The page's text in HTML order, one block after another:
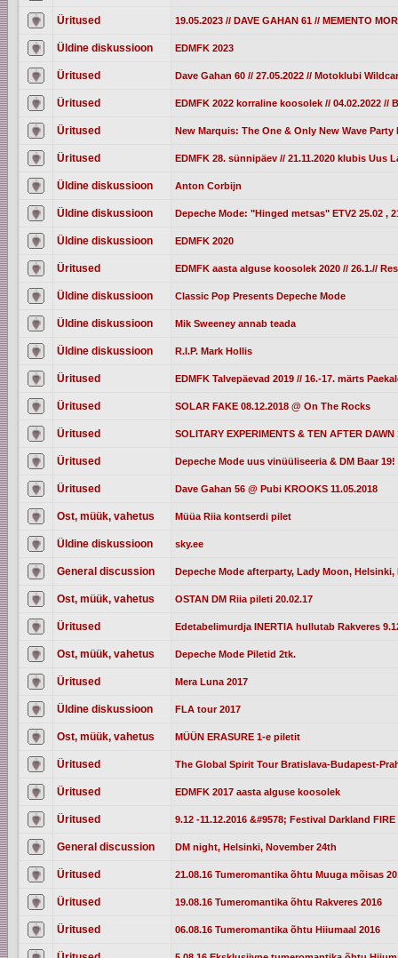
Üritused 19.05.2023 // DAVE GAHAN 61 // MEMENTO
Üldine diskussioon EDMFK 2023
Üritused Dave Gahan 60 // 27.05.2022 // Motoklubi
Üritused EDMFK 2022 korraline koosolek // 04.02.2022 //
Üritused New Marquis: The One & Only New Wave Party
Üritused EDMFK 28. sünnipäev // 21.11.2020 klubis Uus
Üldine diskussioon Anton Corbijn
Üldine diskussioon Depeche Mode: "Hinged metsas" ETV2 25.02 ,
Üldine diskussioon EDMFK 2020
Üritused EDMFK aasta alguse koosolek 2020 // 26.1.//
Üldine diskussioon Classic Pop Presents Depeche Mode
Üldine diskussioon Mik Sweeney annab teada
Üldine diskussioon R.I.P. Mark Hollis
Üritused EDMFK Talvepäevad 2019 // 16.-17. märts
Üritused SOLAR FAKE 08.12.2018 @ On The Rocks
Üritused SOLITARY EXPERIMENTS & TEN AFTER
Üritused Depeche Mode uus vinüüliseeria & DM Baar 19!
Üritused Dave Gahan 56 @ Pubi KROOKS 11.05.2018
Ost, müük, vahetus Müüa Riia kontserdi pilet
Üldine diskussioon sky.ee
General discussion Depeche Mode afterparty, Lady Moon, Helsinki,
Ost, müük, vahetus OSTAN DM Riia pileti 20.02.17
Üritused Edetabelimurdja INERTIA hullutab Rakveres
Ost, müük, vahetus Depeche Mode Piletid 2tk.
Üritused Mera Luna 2017
Üldine diskussioon FLA tour 2017
Ost, müük, vahetus MÜÜN ERASURE 1-e piletit
Üritused The Global Spirit Tour Bratislava-Budapest-
Üritused EDMFK 2017 aasta alguse koosolek
Üritused 9.12 -11.12.2016 &#9578; Festival Darkland FIRE
General discussion DM night, Helsinki, November 24th
Üritused 21.08.16 Tumeromantika õhtu Muuga mõisas
Üritused 19.08.16 Tumeromantika õhtu Rakveres 2016
Üritused 06.08.16 Tumeromantika õhtu Hiiumaal 2016